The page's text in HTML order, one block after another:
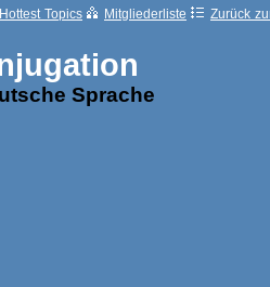
Hottest Topics Mitgliederliste
Zurück
Sprache